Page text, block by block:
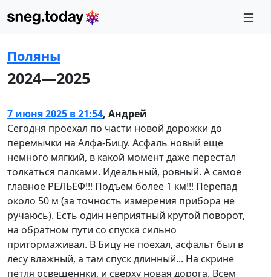
Поляны
2024—2025
7 июня 2025 в 21:54, Андрей
Сегодня проехал по части новой дорожки до
перемычки на Алфа-Бицу. Асфаль новый еще
немного мягкий, в какой момент даже перестал
толкаться палками. Идеальный, ровный. А самое
главное РЕЛЬЕФ!!! Подъем более 1 км!!! Перепад
около 50 м (за точность измерения прибора не
ручаюсь). Есть один неприятный крутой поворот,
на обратном пути со спуска сильно
притормаживал. В Бицу не поехал, асфальт был в
лесу влажный, а там спуск длинный... На скрине
петля освещеннки, и сверху новая дорога. Всем